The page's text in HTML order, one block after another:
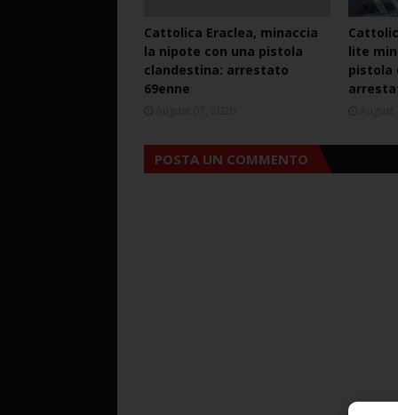
Cattolica Eraclea, minaccia
la nipote con una pistola
clandestina: arrestato
69enne
lite
pistola
POSTA UN COMMENTO